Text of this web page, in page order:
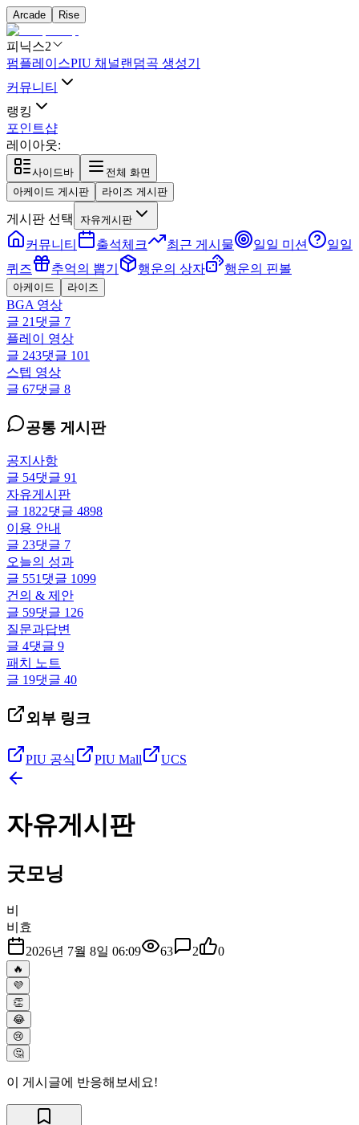
Arcade Rise
피닉스2
펌플레이스PIU 채널랜덤곡 생성기
커뮤니티
랭킹
포인트샵
레이아웃:
사이드바
전체 화면
아케이드 게시판
라이즈 게시판
게시판 선택 자유게시판
커뮤니티 출석체크 최근 게시물 일일 미션
일일
퀴즈
추억의 뽑기 행운의 상자 행운의 핀볼
아케이드 라이즈
BGA 영상
글 21 댓글 7
플레이 영상
글 243댓글 101
스텝 영상
글 67댓글 8
공통 게시판
공지사항
글 54댓글 91
자유게시판
글 1822댓글 4898
이용 안내
글 23댓글 7
오늘의 성과
글 551댓글 1099
건의 & 제안
글 59댓글 126
질문과답변
글 4댓글 9
패치 노트
글 19댓글 40
외부 링크
PIU 공식 PIU Mall UCS
자유게시판
굿모닝
비
비효
2026년 7월 8일 06:09
63 2 0
🔥
💜
👏
😂
😢
🤔
이 게시글에 반응해보세요!